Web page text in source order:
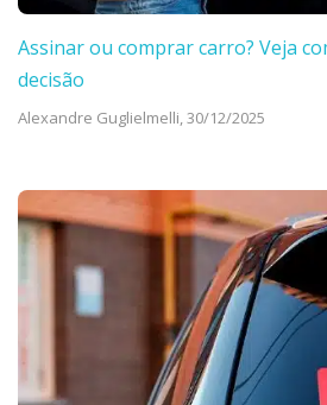
Assinar ou comprar carro? Veja
decisão
Alexandre Guglielmelli,30/12/2025